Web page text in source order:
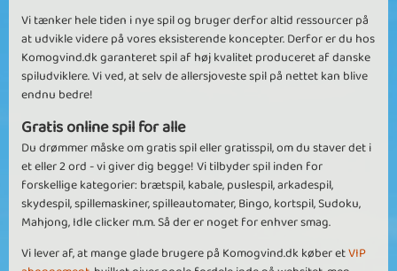
Vi tænker hele tiden i nye spil og bruger derfor altid ressourcer på
at udvikle videre på vores eksisterende koncepter. Derfor er du hos
Komogvind.dk garanteret spil af høj kvalitet produceret af danske
spiludviklere. Vi ved, at selv de allersjoveste spil på nettet kan blive
endnu bedre!
Gratis online spil for alle
Du drømmer måske om gratis spil eller gratisspil, om du staver det i
et eller 2 ord - vi giver dig begge! Vi tilbyder spil inden for
forskellige kategorier: brætspil, kabale, puslespil, arkadespil,
skydespil, spillemaskiner, spilleautomater, Bingo, kortspil, Sudoku,
Mahjong, Idle clicker m.m. Så der er noget for enhver smag.
Vi lever af, at mange glade brugere på Komogvind.dk køber etVIP